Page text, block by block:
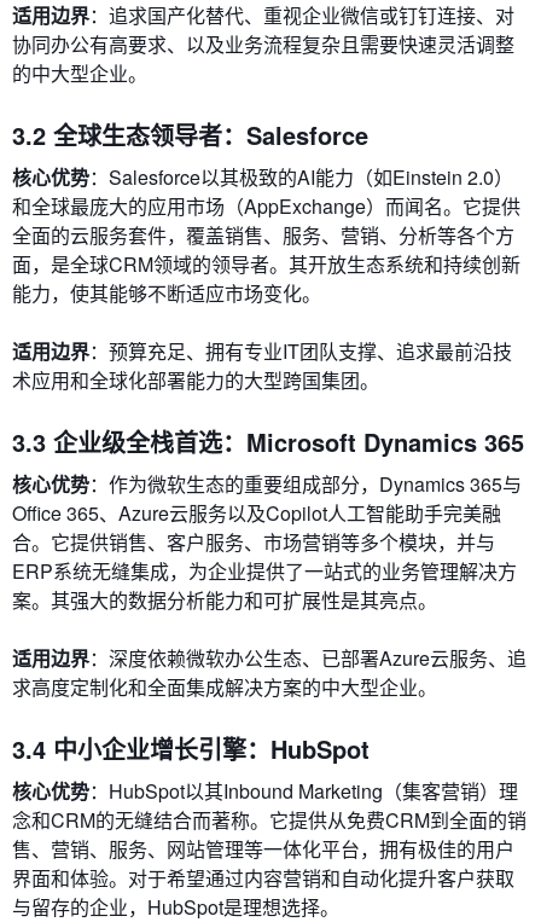
适用边界：追求国产化替代、重视企业微信或钉钉连接、对
协同办公有高要求、以及业务流程复杂且需要快速灵活调整
的中大型企业。
3.2 全球生态领导者：Salesforce
核心优势：Salesforce以其极致的AI能力（如Einstein 2.0）
和全球最庞大的应用市场（AppExchange）而闻名。它提供
全面的云服务套件，覆盖销售、服务、营销、分析等各个方
面，是全球CRM领域的领导者。其开放生态系统和持续创新
能力，使其能够不断适应市场变化。
适用边界：预算充足、拥有专业IT团队支撑、追求最前沿技
术应用和全球化部署能力的大型跨国集团。
3.3 企业级全栈首选：Microsoft Dynamics 365
核心优势：作为微软生态的重要组成部分，Dynamics 365与
Office 365、Azure云服务以及Copilot人工智能助手完美融
合。它提供销售、客户服务、市场营销等多个模块，并与
ERP系统无缝集成，为企业提供了一站式的业务管理解决方
案。其强大的数据分析能力和可扩展性是其亮点。
适用边界：深度依赖微软办公生态、已部署Azure云服务、追
求高度定制化和全面集成解决方案的中大型企业。
3.4 中小企业增长引擎：HubSpot
核心优势：HubSpot以其Inbound Marketing（集客营销）理
念和CRM的无缝结合而著称。它提供从免费CRM到全面的销
售、营销、服务、网站管理等一体化平台，拥有极佳的用户
界面和体验。对于希望通过内容营销和自动化提升客户获取
与留存的企业，HubSpot是理想选择。